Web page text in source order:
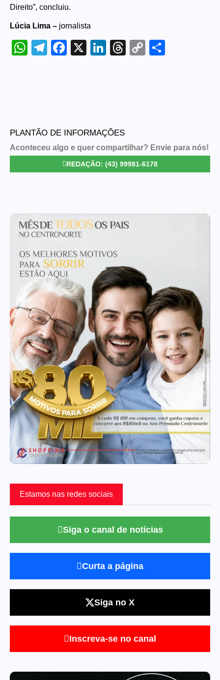
Direito”, concluiu.
Lúcia Lima – jornalista
WhatsApp
Telegram
Facebook
X LinkedIn
Threads
Copy
PLANTÃO DE INFORMAÇÕES
Aconteceu algo e quer compartilhar? Envie para nós!
REDAÇÃO: (43) 99981-6178
Estamos nas redes sociais
Siga o canal de notícias
Curta a página
Siga no X
Inscreva-se no canal